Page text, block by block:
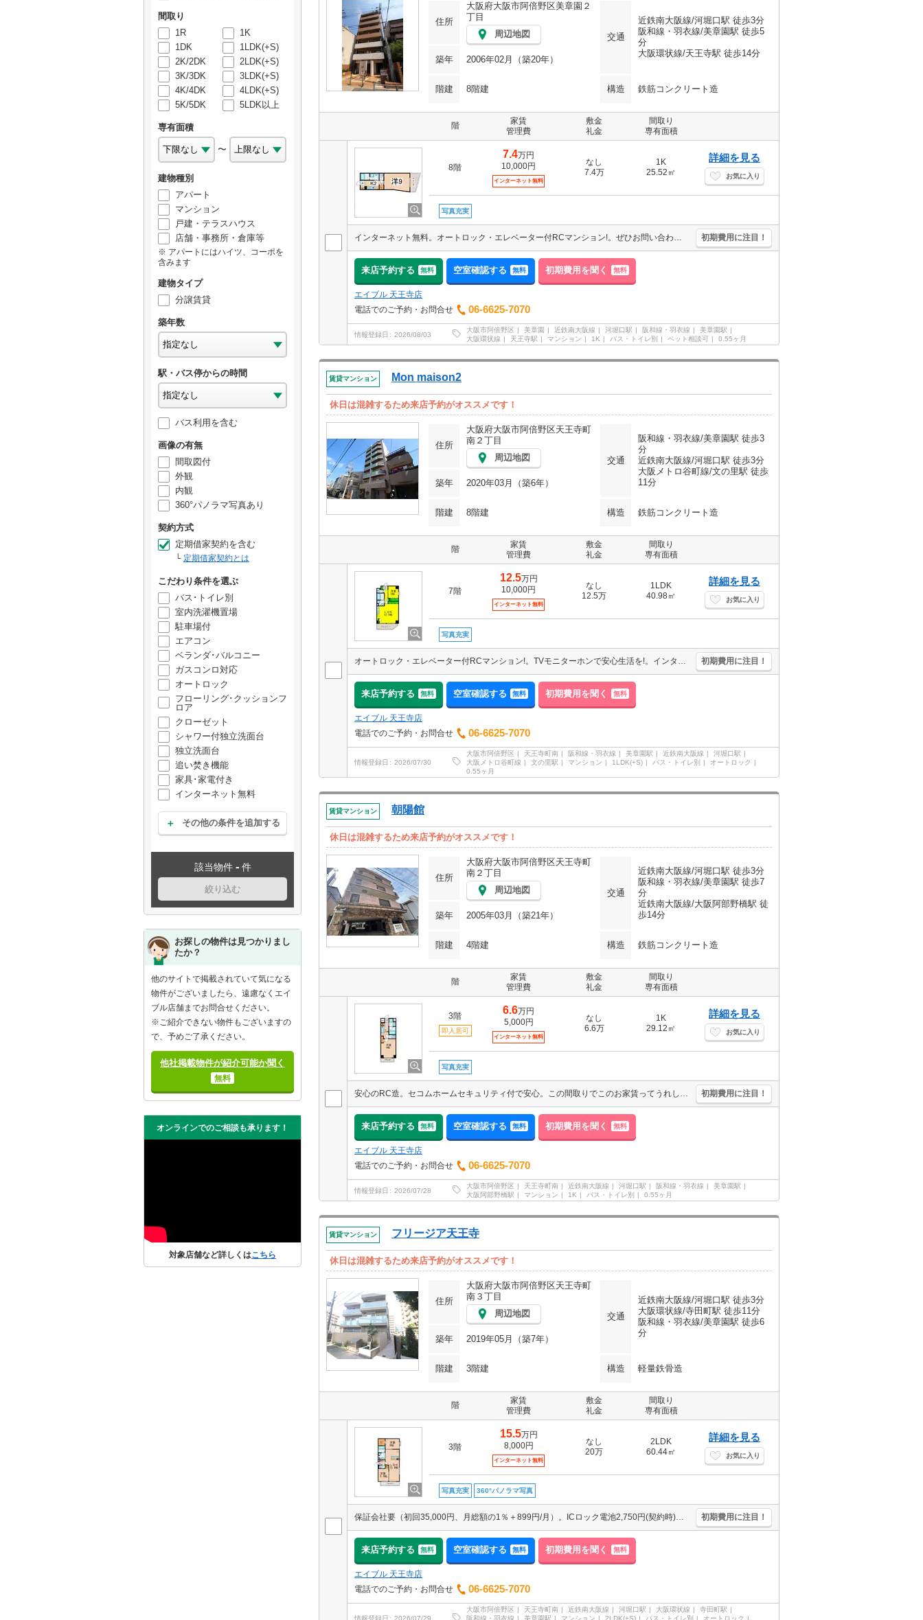
間取り
1R
1K
1DK
1LDK(+S)
2K/2DK
2LDK(+S)
3K/3DK
3LDK(+S)
4K/4DK
4LDK(+S)
5K/5DK
5LDK以上
専有面積
〜
建物種別
アパート
マンション
戸建・テラスハウス
店舗・事務所・倉庫等
アパートにはハイツ、コーポを
含みます
建物タイプ
分譲賃貸
築年数
駅・バス停からの時間
バス利用を含む
画像の有無
間取図付
外観
内観
360°パノラマ写真あり
契約方式
定期借家契約を含む
定期借家契約とは
こだわり条件を選ぶ
バス･トイレ別
室内洗濯機置場
駐車場付
エアコン
ベランダ･バルコニー
ガスコンロ対応
オートロック
フローリング･クッションフ
ロア
クローゼット
シャワー付独立洗面台
独立洗面台
追い焚き機能
家具･家電付き
インターネット無料
その他の条件を追加する
該当物件 - 件
絞り込む
お探しの物件は見つかりまし
たか？
他のサイトで掲載されていて気になる
物件がございましたら、遠慮なくエイ
ブル店舗までお問合せください。
※ご紹介できない物件もございますの
で、予めご了承ください。
他社掲載物件が紹介可能か聞く
無料
オンラインでのご相談も承ります！
対象店舗など詳しくはこちら
住所
大阪府大阪市阿倍野区美章園２
丁目
周辺地図
交通
近鉄南大阪線/河堀口駅 徒歩3分
阪和線・羽衣線/美章園駅 徒歩5
分
大阪環状線/天王寺駅 徒歩14分
築年 2006年02月（築20年）
階建 8階建 構造 鉄筋コンクリート造
階
家賃
管理費
敷金
礼金
間取り
専有面積
8階
7.4万円
10,000円
インターネット無料
なし
7.4万
1K
25.52㎡
詳細を見る
お気に入り
写真充実
インターネット無料。オートロック・エレベーター付RCマンション!。ぜひお問い合わせください!。保証会社加入要(初回保証料賃料の60%、月次保証料2.3%)。 初期費用に注目！
来店予約する 無料 空室確認する 無料 初期費用を聞く 無料
エイブル 天王寺店
電話でのご予約・お問合せ
06-6625-7070
情報登録日 2026/08/03
大阪市阿倍野区 美章園 近鉄南大阪線 河堀口駅 阪和線・羽衣線
美章園駅
大阪環状線
天王寺駅 マンション 1K バス・トイレ別 ペット相談可 0.55ヶ月
賃貸マンション Mon maison2
休日は混雑するため来店予約がオススメです！
住所
大阪府大阪市阿倍野区天王寺町
南２丁目
周辺地図
交通
阪和線・羽衣線/美章園駅 徒歩3
分
近鉄南大阪線/河堀口駅 徒歩3分
大阪メトロ谷町線/文の里駅 徒歩
11分
築年 2020年03月（築6年）
階建 8階建 構造 鉄筋コンクリート造
階
家賃
管理費
敷金
礼金
間取り
専有面積
7階
12.5万円
10,000円
インターネット無料
なし
12.5万
1LDK
40.98㎡
詳細を見る
お気に入り
写真充実
オートロック・エレベーター付RCマンション!。TVモニターホンで安心生活を!。インターネット無料。室内に洗濯機置場あり。クローゼット付。最寄り駅まで徒歩2分！。お問い合わせお待ちしております。 初期費用に注目！
来店予約する 無料 空室確認する 無料 初期費用を聞く 無料
エイブル 天王寺店
電話でのご予約・お問合せ
06-6625-7070
情報登録日 2026/07/30
大阪市阿倍野区 天王寺町南 阪和線・羽衣線 美章園駅 近鉄南大阪線
河堀口駅
大阪メトロ谷町線
文の里駅 マンション 1LDK(+S) バス・トイレ別
オートロック
0.55ヶ月
賃貸マンション 朝陽館
休日は混雑するため来店予約がオススメです！
住所
大阪府大阪市阿倍野区天王寺町
南２丁目
周辺地図
交通
近鉄南大阪線/河堀口駅 徒歩3分
阪和線・羽衣線/美章園駅 徒歩7
分
近鉄南大阪線/大阪阿部野橋駅 徒
歩14分
築年 2005年03月（築21年）
階建 4階建 構造 鉄筋コンクリート造
階
家賃
管理費
敷金
礼金
間取り
専有面積
3階
即入居可
6.6万円
5,000円
インターネット無料
なし
6.6万
1K
29.12㎡
詳細を見る
お気に入り
写真充実
安心のRC造。セコムホームセキュリティ付で安心。この間取りでこのお家賃ってうれしいですね。外観がすっごくオシャレ。現地待ち合わせ、物件ご案内可能。オンライン内見対応可。ぜひお問い合わせください!。 初期費用に注目！
来店予約する 無料 空室確認する 無料 初期費用を聞く 無料
エイブル 天王寺店
電話でのご予約・お問合せ
06-6625-7070
情報登録日 2026/07/28
大阪市阿倍野区 天王寺町南 近鉄南大阪線 河堀口駅 阪和線・羽衣線
美章園駅
大阪阿部野橋駅
マンション 1K バス・トイレ別 0.55ヶ月
賃貸マンション フリージア天王寺
休日は混雑するため来店予約がオススメです！
住所
大阪府大阪市阿倍野区天王寺町
南３丁目
周辺地図
交通
近鉄南大阪線/河堀口駅 徒歩3分
大阪環状線/寺田町駅 徒歩11分
阪和線・羽衣線/美章園駅 徒歩6
分
築年 2019年05月（築7年）
階建 3階建 構造 軽量鉄骨造
階
家賃
管理費
敷金
礼金
間取り
専有面積
3階
15.5万円
8,000円
インターネット無料
なし
20万
2LDK
60.44㎡
詳細を見る
お気に入り
写真充実 360°パノラマ写真
保証会社要（初回35,000円、月総額の1％＋899円/月）。ICロック電池2,750円(契約時)。セコムホームセキュリティ付で安心。設備に注目!人気のアイテムせいぞろい。ぜひお問い合わせください!。 初期費用に注目！
来店予約する 無料 空室確認する 無料 初期費用を聞く 無料
エイブル 天王寺店
電話でのご予約・お問合せ
06-6625-7070
大阪市阿倍野区 天王寺町南 近鉄南大阪線 河堀口駅 大阪環状線
寺田町駅
阪和線・羽衣線
美章園駅 マンション 2LDK(+S) バス・トイレ別 オートロック